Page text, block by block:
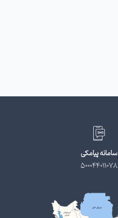
سامانه پیامکی
500044011078